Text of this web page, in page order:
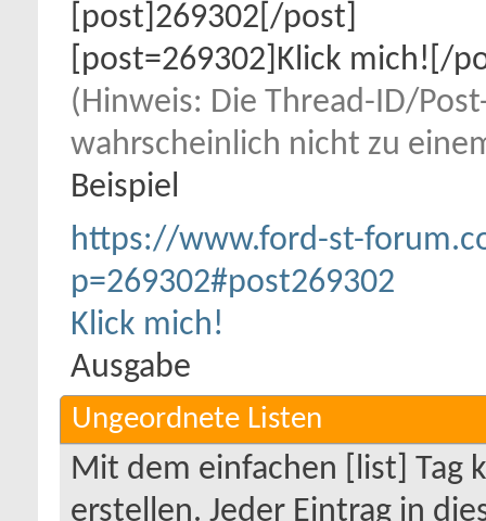
[post]269302[/post]
[post=269302]Klick mich![/
(Hinweis: Die Thread-ID/
wahrscheinlich nicht zu
Beispiel
https://www.ford-st-
p=269302#post269302
Klick mich!
Ausgabe
Ungeordnete Listen
Mit dem einfachen [list] Tag
erstellen. Jeder Eintrag in